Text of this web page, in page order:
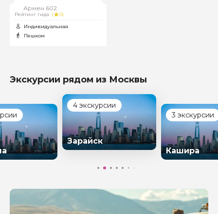
Армен 602
Рейтинг гида (
0)
Индивидуальная
Пешком
Экскурсии рядом из Москвы
4 экскурсии
Зарайск
3 экскурсии
Кашира